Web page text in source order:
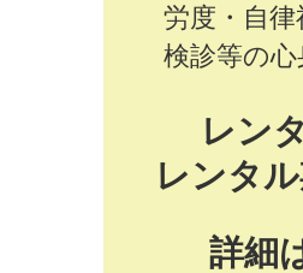
労度・自
検診等の
レン
レンタ
詳細